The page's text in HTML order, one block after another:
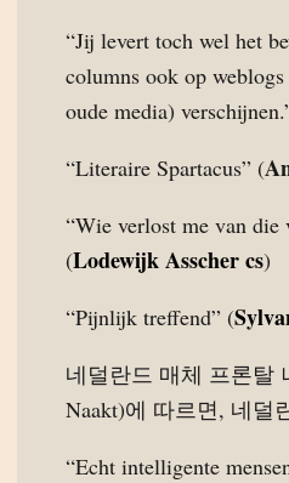
“Jij levert toch wel het
columns ook op
oude media)
“Literaire Spartacus” (
“Wie verlost me van
(Lodewijk Asscher cs)
“Pijnlijk treffend” (
네덜란드 매체 프론탈
Naakt)에 따르면, 네덜
“Echt intelligente